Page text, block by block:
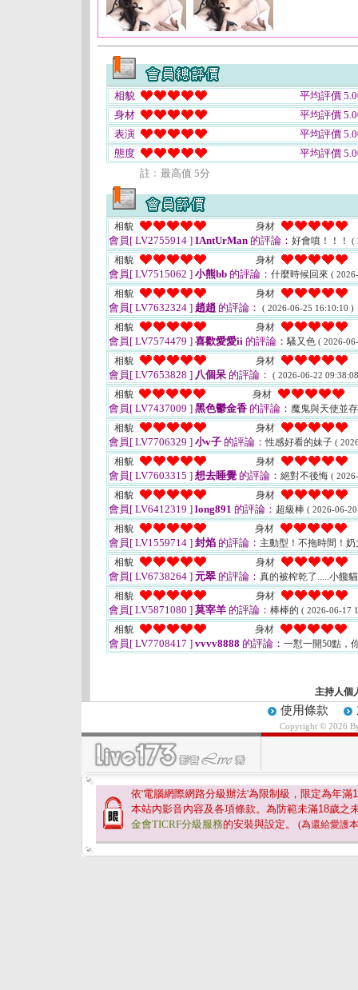
相貌
平均評價
身材
平均評價
表演
平均評價
態度
平均評價
註﹕最高值 5分
相貌 身材
會員[ LV2755914 ] IAntUrMan 的評論： 好會噴！！！ (
相貌 身材
會員[ LV7515062 ] 小熊bb 的評論： 什麼時候回來 (
相貌 身材
會員[ LV7632324 ] 趙趙 的評論： ( 2026-06-25 16:10:10 )
相貌 身材
會員[ LV7574479 ] 喜歡愛愛ii 的評論：騷又色 ( 2026-
相貌 身材
會員[ LV7653828 ] 八個呆 的評論： ( 2026-06-22
相貌 身材
會員[ LV7437009 ] 黑色鬱金香 的評論： 魔鬼與天使並
相貌
身材
會員[ LV7706329 ] 小v子 的評論：性感好看的妹子 (
相貌 身材
會員[ LV7603315 ] 想去睡覺 的評論： 絕對不後悔 (
相貌 身材
會員[ LV6412319 ] long891 的評論： 超級棒 ( 2026-06-
相貌 身材
會員[ LV1559714 ] 封焰 的評論： 主動型！不拖時間！
相貌
身材
會員[ LV6738264 ] 元翠 的評論： 真的被榨乾了.....小饞
相貌
身材
會員[ LV5871080 ] 莫宰羊 的評論： 棒棒的 ( 2026-06-17
相貌 身材
會員[ LV7708417 ] vvvv8888 的評論： 一懟一開50點，
主持人個
使用條款
Copyright © 2026
依'電腦網際網路分級辦法'為限制級，限定為年滿
本站內影音內容及各項條款。為防範未滿18歲之
金會TICRF分級服務的安裝與設定。 (為還給愛護